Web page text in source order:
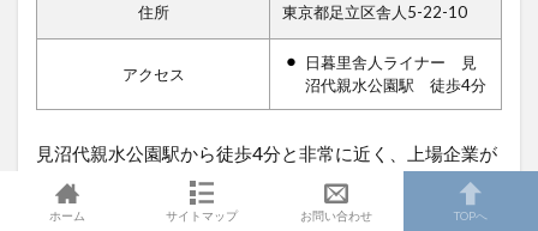
住所 東京都足立区舎人5-22-10
アクセス
日暮里舎人ライナー 見
沼代親水公園駅 徒歩4分
見沼代親水公園駅から徒歩4分と非常に近く、上場企業が
運営しているトランクルームサービスなので安心して利
用できます。
ホーム サイトマップ お問い合わせ TOPへ